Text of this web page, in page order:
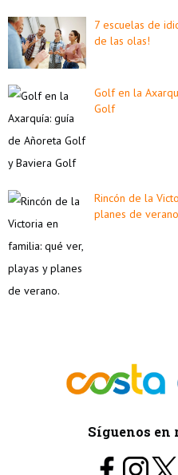
7 escuelas de
de las olas!
Golf en la
Golf
Rincón de la
planes de verano
Síguenos en